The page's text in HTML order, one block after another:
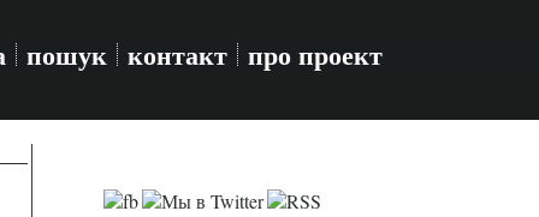
пошук контакт про проект